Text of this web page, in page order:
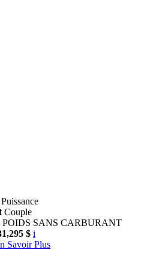
Puissance
Couple
POIDS SANS CARBURANT
$ i
Savoir Plus